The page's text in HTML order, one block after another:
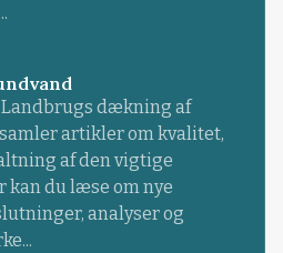
dækning af
artikler om kvalitet,
af den vigtige
kan du læse om nye
analyser og